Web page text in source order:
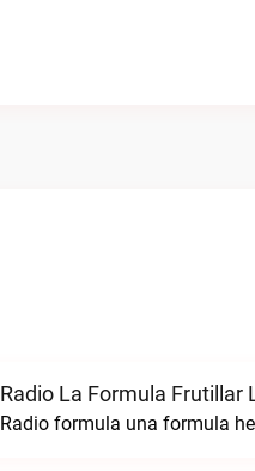
Radio La Formula Frutillar